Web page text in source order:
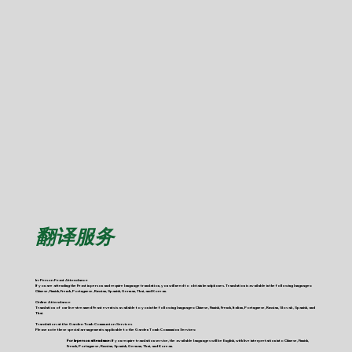
翻译服务
In-Person Feast Attendance
If you are attending the Feast in person and require language translation, you will need to obtain headphones. Translation is available in the following languages:
Chinese, Finnish, French, Portuguese, Russian, Spanish, German, Thai, and Korean.
Online Attendance
Translation of our live-streamed Feast events is available to you in the following languages: Chinese, Finnish, French, Italian, Portuguese, Russian, Slovak, Spanish, and
Thai.
Translation at the Garden Tomb Communion Services
Please note these special arrangements applicable to the Garden Tomb Communion Services:
For In-person attendance:If you require translation service, the available languages will be English, with live interpretation into Chinese, Finnish,
French, Portuguese, Russian, Spanish, German, Thai, and Korean.